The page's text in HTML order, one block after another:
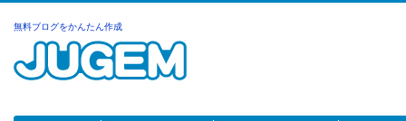
無料ブログをかんたん作成